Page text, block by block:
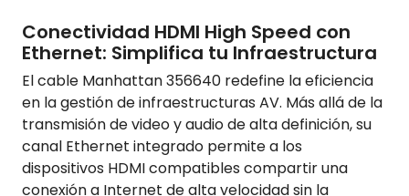
Conectividad HDMI High Speed con
Ethernet: Simplifica tu Infraestructura
El cable Manhattan 356640 redefine la eficiencia
en la gestión de infraestructuras AV. Más allá de la
transmisión de video y audio de alta definición, su
canal Ethernet integrado permite a los
dispositivos HDMI compatibles compartir una
conexión a Internet de alta velocidad sin la